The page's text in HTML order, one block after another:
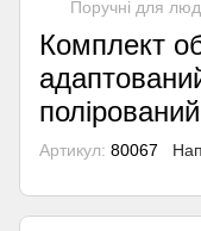
Поручні для
Комплект
Артикул: 80067